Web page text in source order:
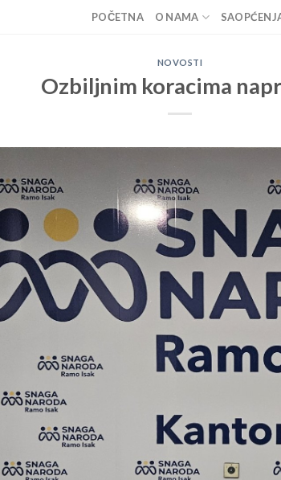
POČETNA O NAMA
NOVOSTI
Ozbiljnim koracima